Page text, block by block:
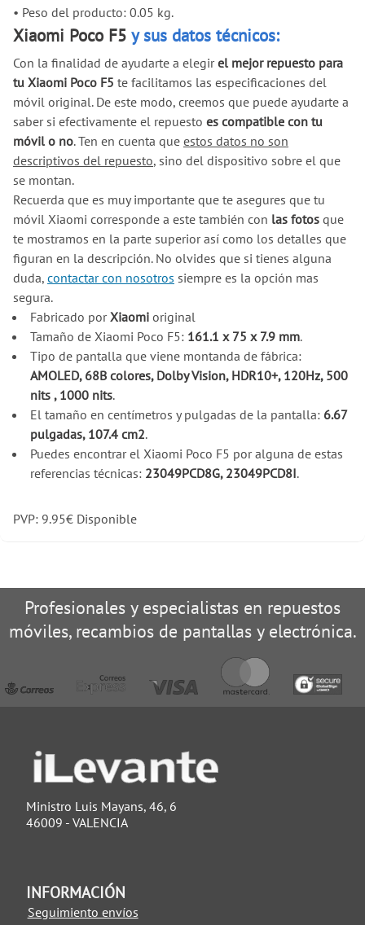
• Peso del producto: 0.05 kg.
Xiaomi Poco F5 y sus datos técnicos:
Con la finalidad de ayudarte a elegirel mejor repuesto para
tu Xiaomi Poco F5 te facilitamos las especificaciones del
móvil original. De este modo, creemos que puede ayudarte a
saber si efectivamente el repuesto es compatible con tu
móvil o no. Ten en cuenta que estos datos no son
descriptivos del repuesto, sino del dispositivo sobre el que
se montan.
Recuerda que es muy importante que te asegures que tu
móvil Xiaomi corresponde a este también con las fotos que
te mostramos en la parte superior así como los detalles que
figuran en la descripción. No olvides que si tienes alguna
duda, contactar con nosotros siempre es la opción mas
segura.
Fabricado porXiaomioriginal
Tamaño de Xiaomi Poco F5: 161.1 x 75 x 7.9 mm.
Tipo de pantalla que viene montanda de fábrica:
AMOLED, 68B colores, Dolby Vision, HDR10+, 120Hz, 500
nits , 1000 nits.
El tamaño en centímetros y pulgadas de la pantalla: 6.67
pulgadas, 107.4 cm2.
Puedes encontrar el Xiaomi Poco F5 por alguna de estas
referencias técnicas: 23049PCD8G, 23049PCD8I.
PVP: 9.95€ Disponible
Profesionales y especialistas en repuestos
móviles, recambios de pantallas y electrónica.
Ministro Luis Mayans, 46, 6
46009 - VALENCIA
INFORMACIÓN
Seguimiento envíos